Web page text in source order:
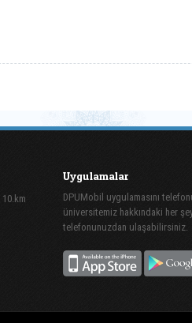
Uygulamalar
DPUMobil uygulamasını
üniversitemiz hakkındaki her
telefonunuzdan ulaşabilirsiniz.